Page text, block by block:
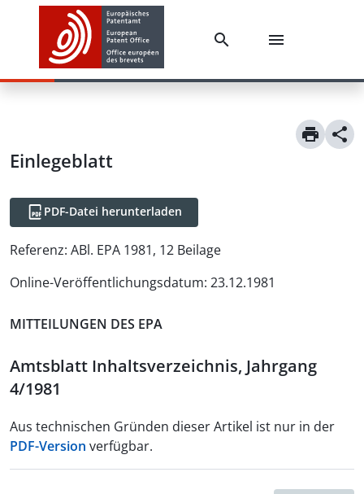
Einlegeblatt
PDF-Datei herunterladen
Referenz: ABl. EPA 1981, 12 Beilage
Online-Veröffentlichungsdatum: 23.12.1981
MITTEILUNGEN DES EPA
Amtsblatt Inhaltsverzeichnis, Jahrgang
4/1981
Aus technischen Gründen dieser Artikel ist nur in der
PDF-Version verfügbar.